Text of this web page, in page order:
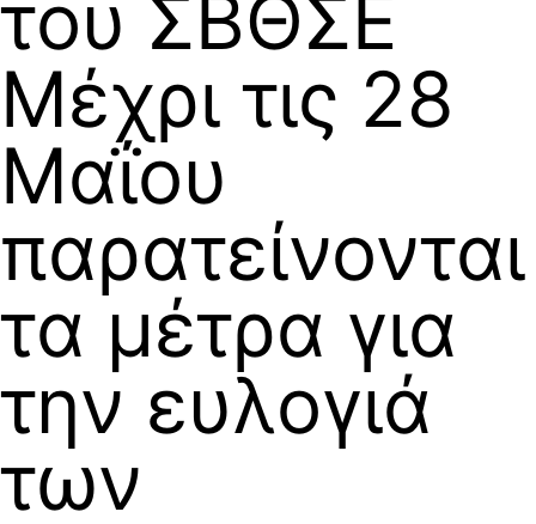
του ΣΒΘΣΕ
Μέχρι τις 28
Μαΐου
παρατείνονται
τα μέτρα για
την ευλογιά
των